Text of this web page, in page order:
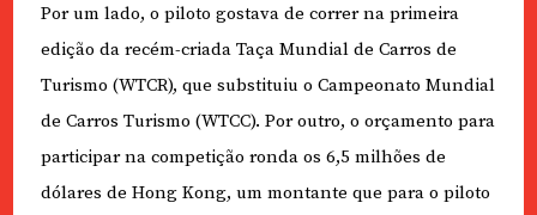
Por um lado, o piloto gostava de correr na primeira
edição da recém-criada Taça Mundial de Carros de
Turismo (WTCR), que substituiu o Campeonato Mundial
de Carros Turismo (WTCC). Por outro, o orçamento para
participar na competição ronda os 6,5 milhões de
dólares de Hong Kong, um montante que para o piloto